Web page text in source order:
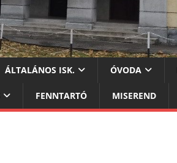
ÁLTALÁNOS ISK. ÓVODA
FENNTARTÓ MISEREND